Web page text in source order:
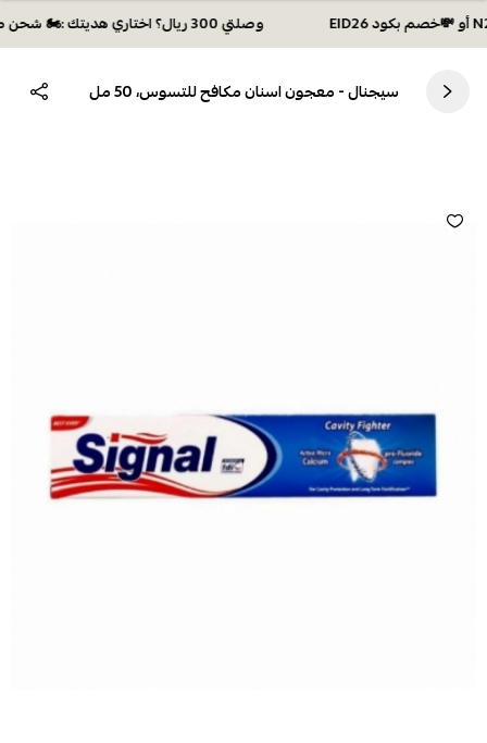
وصلتي 300 ريال؟ اختاري هديتك :🏍 شحن مجاني بكود N28 أو 💸خصم بكود EID26
سيجنال - معجون اسنان مكافح للتسوس، 50 مل